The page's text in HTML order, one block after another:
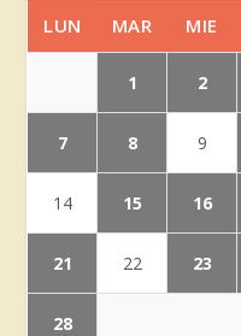
LUN MAR MIE
1 2
7 8 9
14 15 16
21 22 23
28